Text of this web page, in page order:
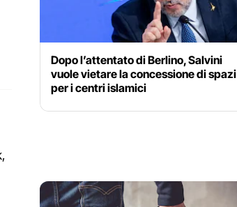
Dopo l’attentato di Berlino, Salvini
vuole vietare la concessione di spazi
per i centri islamici